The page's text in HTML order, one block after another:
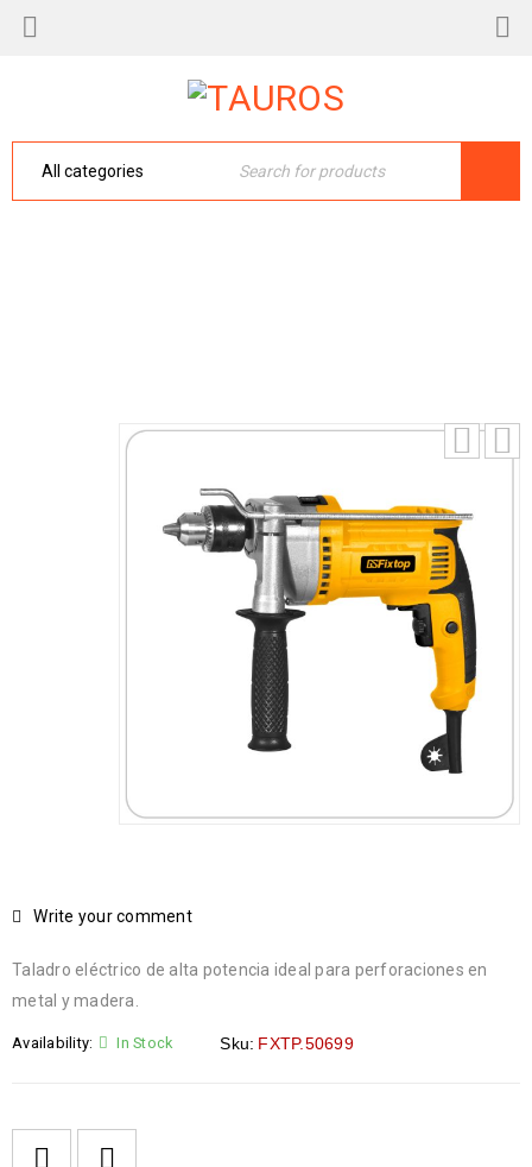
Write your comment
Taladro eléctrico de alta potencia ideal para perforaciones en
metal y madera.
Availability: In Stock Sku: FXTP.50699